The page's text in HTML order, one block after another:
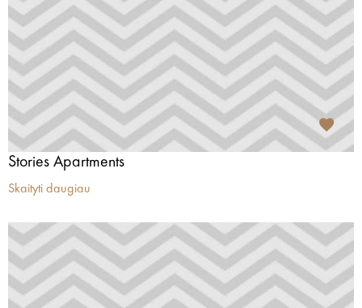
Stories Apartments
Skaityti daugiau